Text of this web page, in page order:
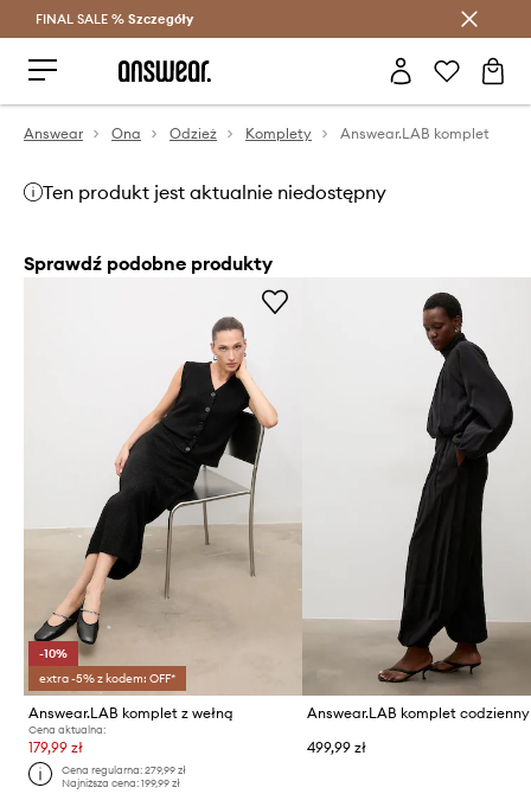
Oszczędzaj z Answear Club >
FINAL SALE % Szczegóły
Answear Ona Odzież Komplety Answear.LAB komplet
Ten produkt jest aktualnie niedostępny
Sprawdź podobne produkty
-10%
extra -5% z kodem: OFF*
Answear.LAB komplet z wełną
Cena aktualna:
179,99 zł
Cena regularna:279,99 zł
Najniższa cena:199,99 zł
499,99 zł